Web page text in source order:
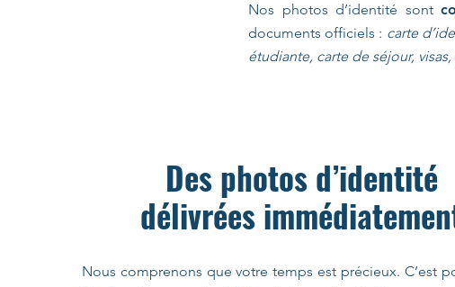
Nos photos d’identité sont
documents officiels : carte
étudiante, carte de séjour,
Des photos d’identité
délivrées
Nous comprenons que votre temps est précieux. C’est